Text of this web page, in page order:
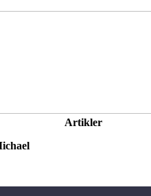
Artikler